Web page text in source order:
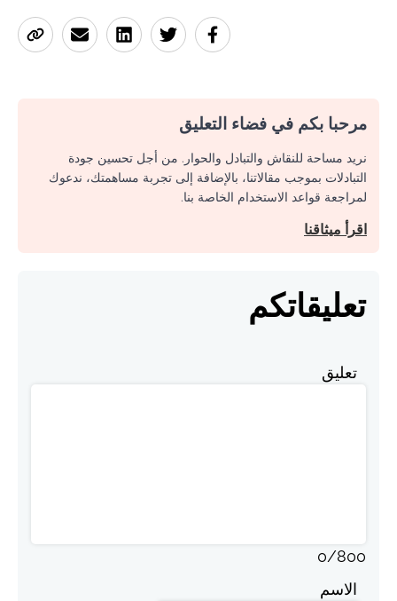
مرحبا بكم في فضاء التعليق
نريد مساحة للنقاش والتبادل والحوار. من أجل تحسين جودة
التبادلات بموجب مقالاتنا، بالإضافة إلى تجربة مساهمتك، ندعوك
لمراجعة قواعد الاستخدام الخاصة بنا.
اقرأ ميثاقنا
تعليقاتكم
تعليق
0/800
الاسم